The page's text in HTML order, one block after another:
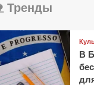
Тренды
В